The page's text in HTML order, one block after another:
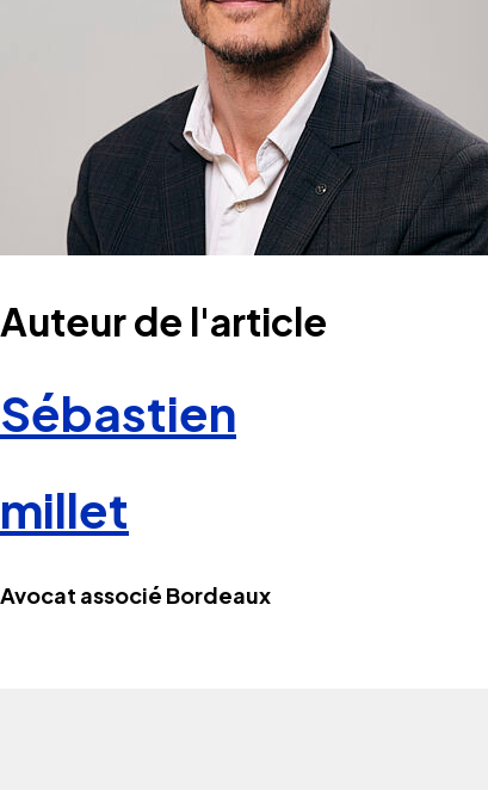
Auteur de l'article
Sébastien
millet
Avocat associé Bordeaux